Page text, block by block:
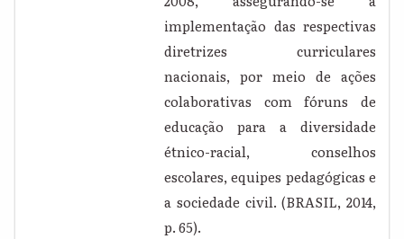
implementação das respectivas
diretrizes curriculares
nacionais, por meio de ações
colaborativas com fóruns de
educação para a diversidade
étnico-racial, conselhos
escolares, equipes pedagógicas e
a sociedade civil. (BRASIL, 2014,
p. 65).